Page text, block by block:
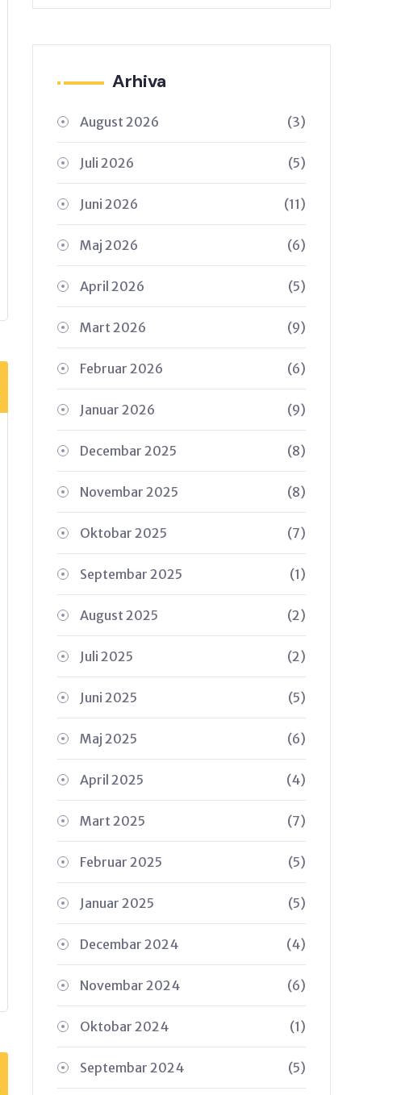
Arhiva
August 2026 (3)
Juli 2026 (5)
Juni 2026 (11)
Maj 2026 (6)
April 2026 (5)
Mart 2026 (9)
Februar 2026 (6)
Januar 2026 (9)
Decembar 2025 (8)
Novembar 2025 (8)
Oktobar 2025 (7)
Septembar 2025 (1)
August 2025 (2)
Juli 2025 (2)
Juni 2025 (5)
Maj 2025 (6)
April 2025 (4)
Mart 2025 (7)
Februar 2025 (5)
Januar 2025 (5)
Decembar 2024 (4)
Novembar 2024 (6)
Oktobar 2024 (1)
Septembar 2024 (5)